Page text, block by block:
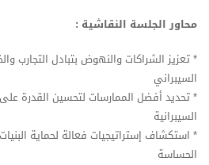
محاور الجلسة النقاشية :
* تعزيز الشراكات والنهوض بتبادل التجارب
السيبراني
* تحديد أفضل الممارسات لتحسين القدرة
السيبرانية
* ⁠استكشاف إستراتيجيات فعالة لحماية البنيات
الحساسة